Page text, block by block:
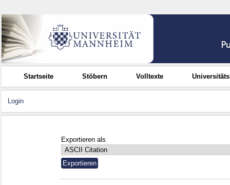
Startseite Stöbern Volltexte
Login
Exportieren als